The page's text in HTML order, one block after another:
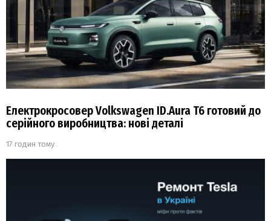
Електрокросовер Volkswagen ID.Aura T6 готовий до
серійного виробництва: нові деталі
17 годин тому